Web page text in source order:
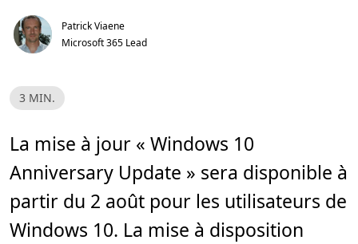
Patrick Viaene
Microsoft 365 Lead
T
e
s
d
e
u
r
e
3 MIN.
La mise à jour « Windows 10
Anniversary Update » sera disponible à
partir du 2 août pour les utilisateurs de
Windows 10. La mise à disposition